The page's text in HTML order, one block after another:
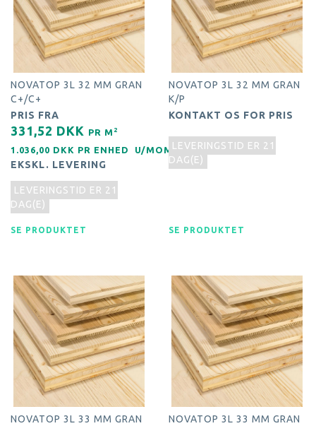
NOVATOP 3L 32 MM GRAN
C+/C+
PRIS FRA
331,52 DKK PR M 2
1.036,00 DKK PR ENHED U/MOMS
EKSKL. LEVERING
LEVERINGSTID ER 21
DAG(E)
SE PRODUKTET
NOVATOP 3L 32 MM GRAN
K/P
KONTAKT OS FOR PRIS
LEVERINGSTID ER 21
DAG(E)
SE PRODUKTET
NOVATOP 3L 33 MM GRAN
NOVATOP 3L 33 MM GRAN